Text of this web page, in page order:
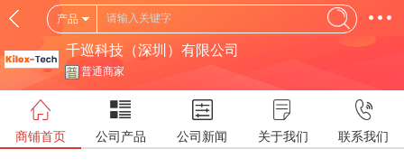
产品
千巡科技（深圳）有限公司
普通商家
商铺首页 公司产品 公司新闻 关于我们 联系我们